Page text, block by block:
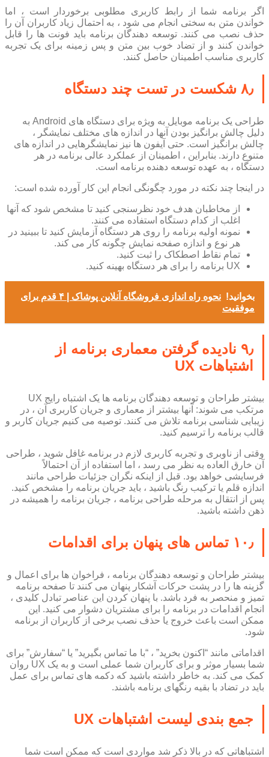
اگر برنامه شما از رابط کاربری مطلوبی برخوردار است ، اما
خواندن متن به سختی انجام می شود ، به احتمال زیاد کاربران آن را
حذف نصب می کنند. توسعه دهندگان برنامه باید فونت ها را قابل
خواندن کنند و از تضاد خوب بین متن و پس زمینه برای یک تجربه
کاربری مناسب اطمینان حاصل کنند.
۸٫ شکست در تست چند دستگاه
طراحی یک برنامه موبایل به ویژه برای دستگاه های Android به
دلیل چالش برانگیز بودن آنها در اندازه های مختلف نمایشگر ،
چالش برانگیز است. حتی آیفون ها نیز نمایشگرهایی در اندازه های
متنوع دارند. بنابراین ، اطمینان از عملکرد عالی برنامه در هر
دستگاه ، به عهده توسعه دهنده برنامه است.
در اینجا چند نکته در مورد چگونگی انجام این کار آورده شده است:
از مخاطبان هدف خود نظرسنجی کنید تا مشخص شود که آنها
اغلب از کدام دستگاه استفاده می کنند.
نمونه اولیه برنامه را روی هر دستگاه آزمایش کنید تا ببینید در
هر نوع و اندازه صفحه نمایش چگونه کار می کند.
تمام نقاط اصطکاک را ثبت کنید.
UX برنامه را برای هر دستگاه بهینه کنید.
بخوانید!
نحوه راه اندازی فروشگاه آنلاین پوشاک | ۴ قدم برای
موفقیت
۹٫ نادیده گرفتن معماری برنامه از
اشتباهات UX
بیشتر طراحان و توسعه دهندگان برنامه ها یک اشتباه رایج UX
مرتکب می شوند: آنها بیشتر از معماری و جریان کاربری آن ، در
زیبایی شناسی برنامه تلاش می کنند. توصیه می کنیم جریان کاربر و
قالب برنامه را ترسیم کنید.
وقتی از ناوبری و تجربه کاربری لازم در برنامه غافل شوید ، طراحی
آن خارق العاده به نظر می رسد ، اما استفاده از آن احتمالاً
فرسایشی خواهد بود. قبل از اینکه نگران جزئیات طراحی مانند
اندازه قلم یا ترکیب رنگ باشید ، باید جریان برنامه را مشخص کنید.
پس از انتقال به مرحله طراحی برنامه ، جریان برنامه را همیشه در
ذهن داشته باشید.
۱۰٫ تماس های پنهان برای اقدامات
بیشتر طراحان و توسعه دهندگان برنامه ، فراخوان ها برای اعمال و
گزینه ها را در پشت حرکات آشکار پنهان می کنند تا صفحه برنامه
تمیز و منحصر به فرد باشد. با پنهان کردن این عناصر تبادل کلیدی ،
انجام اقدامات در برنامه را برای مشتریان دشوار می کنید. این
ممکن است باعث خروج یا حذف نصب برخی از کاربران از برنامه
شود.
اقداماتی مانند “اکنون بخرید” ، “با ما تماس بگیرید” یا “سفارش” برای
شما بسیار موثر و برای کاربران شما عملی است و به یک UX روان
کمک می کند. به خاطر داشته باشید که دکمه های تماس برای عمل
باید در تضاد با بقیه رنگهای برنامه باشند.
جمع بندی لیست اشتباهات UX
اشتباهاتی که در بالا ذکر شد مواردی است که ممکن است شما